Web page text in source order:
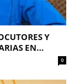
Y
EN...
0